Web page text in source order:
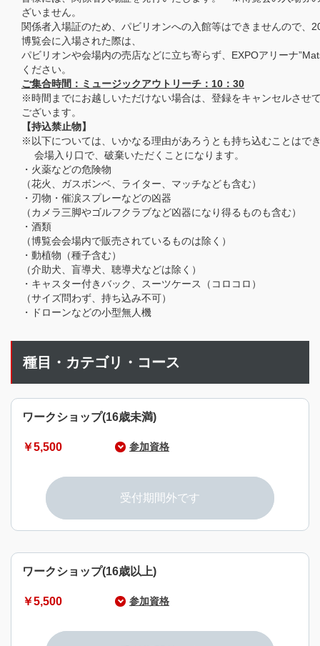
ざいません。
関係者入場証のため、パビリオンへの入館等はできませんので、
博覧会に入場された際は、
パビリオンや会場内の売店などに立ち寄らず、EXPOアリーナ
ください。
ご集合時間：ミュージックアウトリーチ：10：30
※時間までにお越しいただけない場合は、登録をキャンセルさせ
ございます。
【持込禁止物】
※以下については、いかなる理由があろうとも持ち込むことはで
会場入り口で、破棄いただくことになります。
・火薬などの危険物
（花火、ガスボンベ、ライター、マッチなども含む）
・刃物・催涙スプレーなどの凶器
（カメラ三脚やゴルフクラブなど凶器になり得るものも含む）
・酒類
（博覧会会場内で販売されているものは除く）
・動植物（種子含む）
（介助犬、盲導犬、聴導犬などは除く）
・キャスター付きバック、スーツケース（コロコロ）
（サイズ問わず、持ち込み不可）
・ドローンなどの小型無人機
種目・カテゴリ・コース
ワークショップ(16歳未満)
￥5,500 参加資格
16歳未満の方は保護者同伴が必要です。
受付期間外です
ワークショップ(16歳以上)
￥5,500 参加資格
参加資格に関するご案内はありません。